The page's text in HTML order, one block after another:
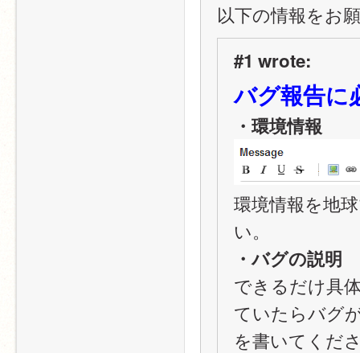
以下の情報をお
#1 wrote:
バグ報告に
・環境情報
環境情報を地
い。
・バグの説明
できるだけ具
ていたらバグ
を書いてくだ